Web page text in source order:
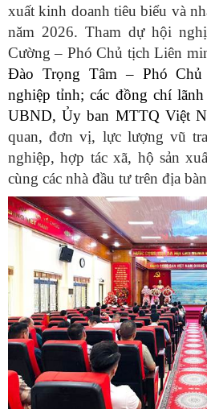
xuất kinh doanh tiêu biểu và
năm 2026. Tham dự hội
Cường – Phó Chủ tịch Liên
Đào Trọng Tâm – Phó
nghiệp tỉnh;các đồng chí
UBND, Ủy ban MTTQ Việt
quan, đơn vị, lực lượng vũ
nghiệp, hợp tác xã, hộ sản
cùng các nhà đầu tư trên địa